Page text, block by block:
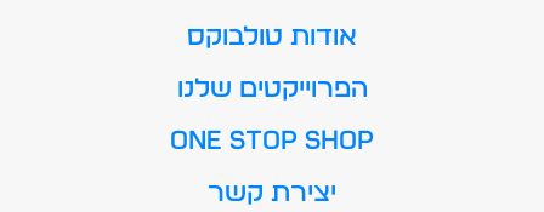
אודות טולבוקס
הפרוייקטים שלנו
ONE STOP SHOP
יצירת קשר